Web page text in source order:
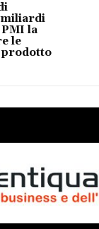
miliardi
la
le